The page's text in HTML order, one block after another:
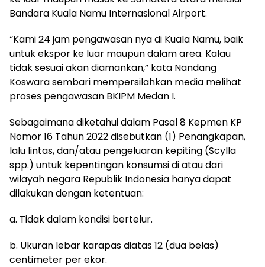
Bandara Kuala Namu Internasional Airport.
“Kami 24 jam pengawasan nya di Kuala Namu, baik
untuk ekspor ke luar maupun dalam area. Kalau
tidak sesuai akan diamankan,” kata Nandang
Koswara sembari mempersilahkan media melihat
proses pengawasan BKIPM Medan I.
Sebagaimana diketahui dalam Pasal 8 Kepmen KP
Nomor 16 Tahun 2022 disebutkan (1) Penangkapan,
lalu lintas, dan/atau pengeluaran kepiting (Scylla
spp.) untuk kepentingan konsumsi di atau dari
wilayah negara Republik Indonesia hanya dapat
dilakukan dengan ketentuan:
a. Tidak dalam kondisi bertelur.
b. Ukuran lebar karapas diatas 12 (dua belas)
centimeter per ekor.